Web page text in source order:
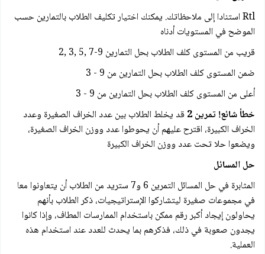
Rtl استنادا إلى ملاحظاتك. يمكنك اختيار تكليف الطلاب بالتمارين حسب
الموضح في المستويات أدناه
قريب من المستوى كلف الطلاب بحل التمارين 9-7 ,5 ,3 ,2
ضمن المستوى كلف الطلاب بحل التمارين من 9 - 3
أعلى من المستوى كلف الطلاب بحل التمارين من 9 - 3
خطأ شائع! تمرین 2
قد يخلط الطلاب بين عدد الخراف الصغيرة وعدد
الخراف الكبيرة، اقترح عليهم أن يحوطوا عدد ووزن الخراف الصغيرة،
ويضعوا حلا تحت عدد ووزن الخراف الكبيرة
حل المسائل
المثابرة في حل المسائل التمرين 6 و7 ستريد من الطلاب أن يتعاونوا معا
في مجموعات صغيرة ليتشاركوا الإستراتيجيات، ذكر الطلاب بأنهم
يحاولون إيجاد أكبر رقم ممكن باستخدام الممارسات المطاف، وإذا كانوا
يجدون صعوبة في ذلك، فذكرهم بما يحدث للعدد عند استخدام هذه
العملية.